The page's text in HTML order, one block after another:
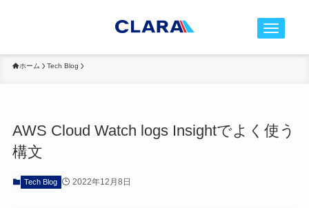
t
n
ホーム Tech Blog
AWS Cloud Watch logs Insightでよく使う
構文
Tech Blog 2022年12月8日